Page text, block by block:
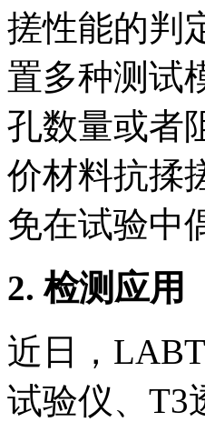
搓性能的判
置多种测试
孔数量或者
价材料抗揉
免在试验中
2. 检测应用
近日，
试验仪、T3